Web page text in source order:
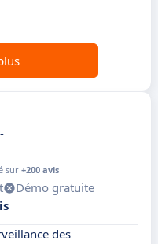
sur +200 avis
Démo gratuite
des